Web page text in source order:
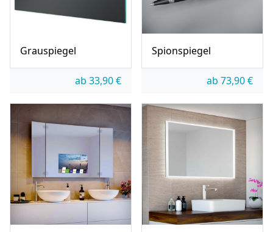
Grauspiegel
ab 33,90€
Spionspiegel
ab 73,90€